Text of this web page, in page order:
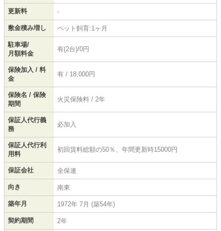
更新料 -
敷金積み増し ペット飼育:1ヶ月
駐車場/
月額料金
有(2台)/0円
保険加入 / 料
金
有 / 18,000円
保険名 / 保険
期間
火災保険料 / 2年
保証人代行義
務
必加入
保証人代行利
用料
初回賃料総額の50％、年間更新時15000円
保証会社 全保連
向き 南東
築年月 1972年 7月 (築54年)
契約期間 2年